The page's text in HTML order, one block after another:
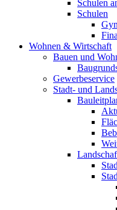
Schulen
Schulen
Wohnen & Wirtschaft
Bauen und
Gewerbeservice
Stadt- und